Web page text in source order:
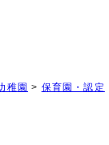
稚園 > 保育園・認定